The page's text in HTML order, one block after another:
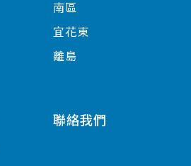
聯絡我們
南區
宜花東
離島